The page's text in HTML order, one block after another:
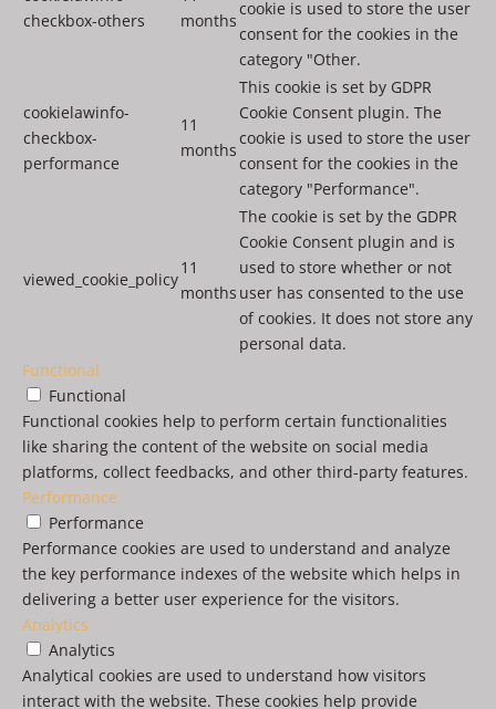
checkbox-others
months
cookie is used to store the user
consent for the cookies in the
category "Other.
cookielawinfo-
checkbox-
performance
11
months
This cookie is set by GDPR
Cookie Consent plugin. The
cookie is used to store the user
consent for the cookies in the
category "Performance".
viewed_cookie_policy
11
months
The cookie is set by the GDPR
Cookie Consent plugin and is
used to store whether or not
user has consented to the use
of cookies. It does not store any
personal data.
Functional
Functional
Functional cookies help to perform certain functionalities
like sharing the content of the website on social media
platforms, collect feedbacks, and other third-party features.
Performance
Performance
Performance cookies are used to understand and analyze
the key performance indexes of the website which helps in
delivering a better user experience for the visitors.
Analytics
Analytics
Analytical cookies are used to understand how visitors
interact with the website. These cookies help provide